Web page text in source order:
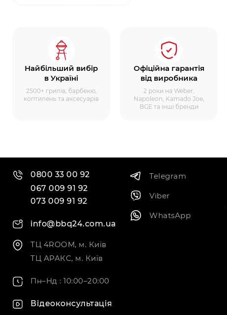
Найбільший вибір
в Україні
2500+ грилів, барбекю,
коптилень та аксесуарів
Офіційна гарантія
від виробника
2 роки на Weber,
Napoleon, Kamado Joe,
BGE та інші бренди
0800 33 00 92
067 009 91 92
073 009 91 92
info@bbq24.com.ua
ТЦ 4ROOM, м. Київ
ТЦ АРАКС, м. Київ
Пн–Нд : 10:00–20:00
Відеоконсультація
Telegram
Viber
WhatsApp